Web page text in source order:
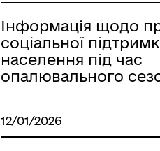
Інформація щодо
соціальної
населення під час
опалювального
12/01/2026